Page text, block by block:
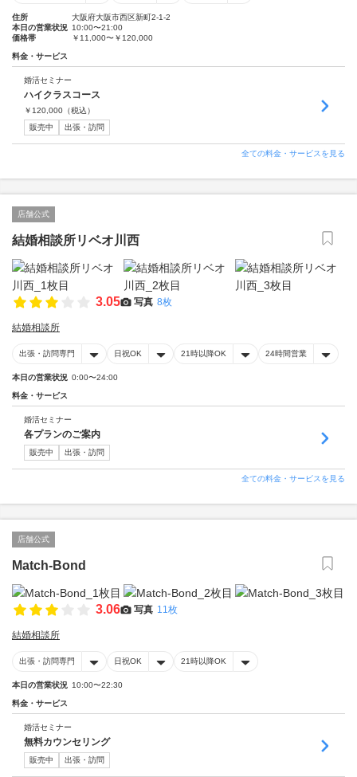
住所
大阪府大阪市西区新町2-1-2
本日の営業状況 10:00〜21:00
価格帯
￥11,000〜￥120,000
料金・サービス
婚活セミナー
ハイクラスコース
￥ 120,000 （税込）
販売中
出張・訪問
全ての料金・サービスを見る
店舗公式
結婚相談所リベオ川西
3.05 写真 8枚
結婚相談所
出張・訪問専門 日祝OK 21時以降OK 24時間営業
本日の営業状況 0:00〜24:00
料金・サービス
婚活セミナー
各プランのご案内
販売中 出張・訪問
全ての料金・サービスを見る
店舗公式
Match-Bond
3.06 写真 11枚
結婚相談所
出張・訪問専門 日祝OK 21時以降OK
本日の営業状況 10:00〜22:30
料金・サービス
婚活セミナー
無料カウンセリング
販売中 出張・訪問